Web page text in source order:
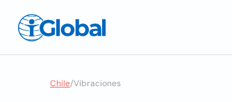
Chile/Vibraciones